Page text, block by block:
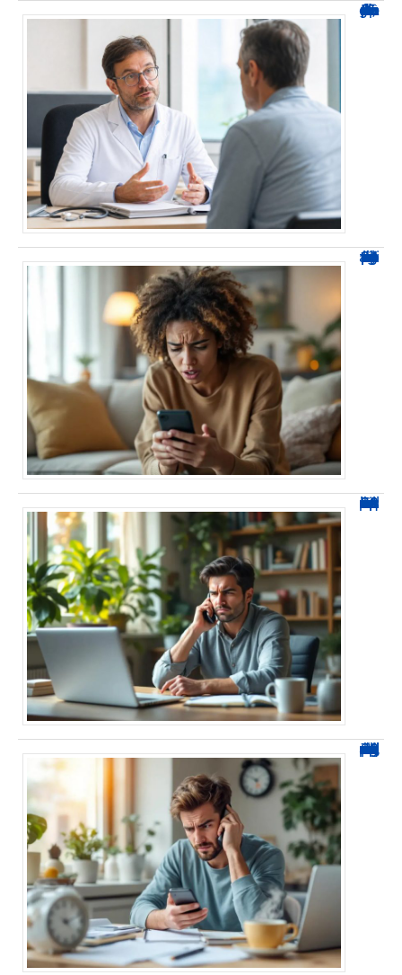
Durée d’arrêt après un stent : des repères, pas une règle fixe
0424 démarchage : reconnaître l’appel et agir sans se tromper
0270 spam : reconnaître ces appels et les bloquer sans erreur
0270 démarchage : comment repérer, bloquer et signaler ces appels